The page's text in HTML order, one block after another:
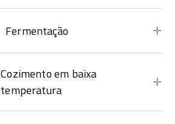
Fermentação
Cozimento em baixa
temperatura